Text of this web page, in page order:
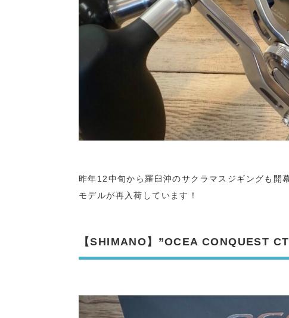
昨年12中旬から羅臼沖のサクラマスジギングも開
モデルが再入荷しています！
【SHIMANO】”OCEA CONQUEST